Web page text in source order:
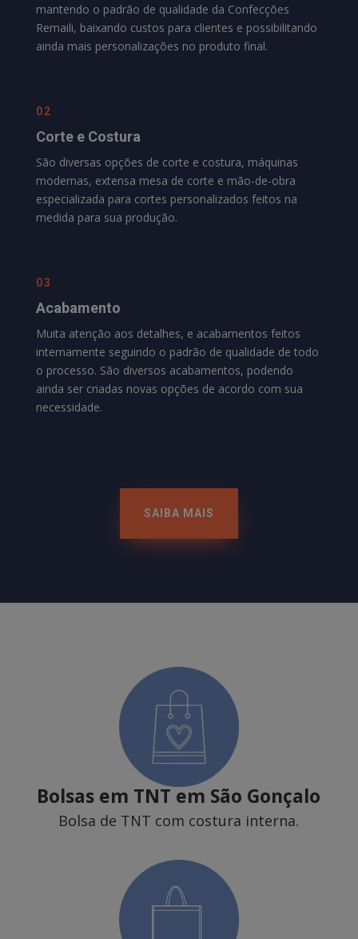
mantendo o padrão de qualidade da Confecções
Remaili, baixando custos para clientes e possibilitando
ainda mais personalizações no produto final.
02
Corte e Costura
São diversas opções de corte e costura, máquinas
modernas, extensa mesa de corte e mão-de-obra
especializada para cortes personalizados feitos na
medida para sua produção.
03
Acabamento
Muita atenção aos detalhes, e acabamentos feitos
internamente seguindo o padrão de qualidade de todo
o processo. São diversos acabamentos, podendo
ainda ser criadas novas opções de acordo com sua
necessidade.
SAIBA MAIS
Bolsas em TNT em São Gonçalo
Bolsa de TNT com costura interna.